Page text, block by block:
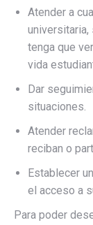
Atender a
universitaria,
tenga que
vida
Dar
situaciones.
Atender
reciban o
Establecer
el acceso a
Para poder